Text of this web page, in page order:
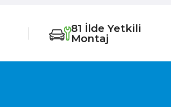
81 İlde Yetkili
Montaj